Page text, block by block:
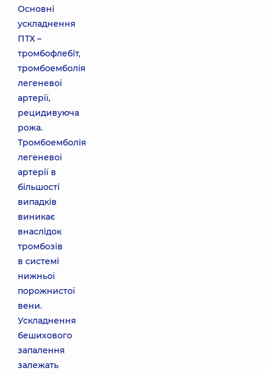
Основні
ускладнення
ПТХ –
тромбофлебіт,
тромбоемболія
легеневої
артерії,
рецидивуюча
рожа.
Тромбоемболія
легеневої
артерії в
більшості
випадків
виникає
внаслідок
тромбозів
в системі
нижньої
порожнистої
вени.
Ускладнення
бешихового
запалення
залежать